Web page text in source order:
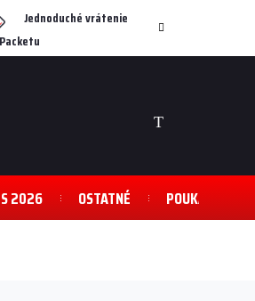
Jednoduché vrátenie
NÁKUPNÝ
2026 OSTATNÉ POUKAZY